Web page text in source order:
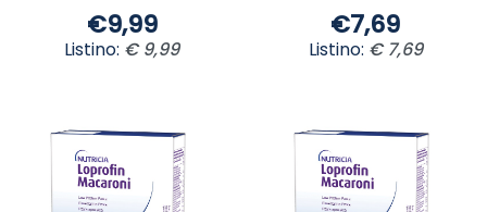
€9,99
Listino: € 9,99
€7,69
Listino: € 7,69